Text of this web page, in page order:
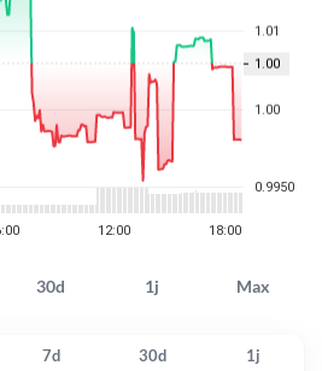
30d 1j Max
7d 30d
1j